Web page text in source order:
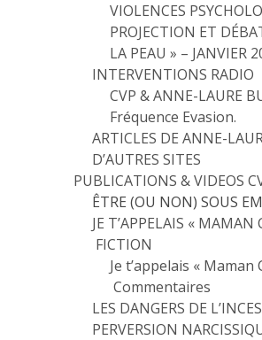
VIOLENCES
PROJECTION ET
LA PEAU » – JANVIER
INTERVENTIONS RADIO
CVP & ANNE-LAURE
Fréquence Evasion.
ARTICLES DE ANNE-
D’AUTRES SITES
PUBLICATIONS & VIDEOS
ÊTRE (OU NON) SOUS
JE T’APPELAIS « MAMAN
FICTION
Je t’appelais « Maman
Commentaires
LES DANGERS DE
PERVERSION